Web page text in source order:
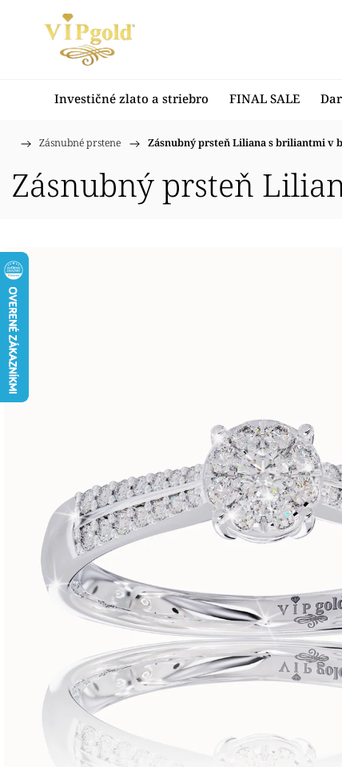
Investičné zlato a striebro FINAL SALE
Domov
/ Zásnubné prstene / Zásnubný prsteň Liliana s briliantmi v
Zásnubný prsteň